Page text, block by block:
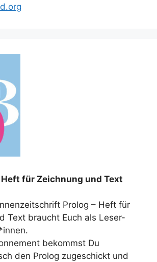
Heft für Zeichnung und Text
Prolog – Heft für
Text braucht Euch als Leser-
bekommst Du
den Prolog zugeschickt und